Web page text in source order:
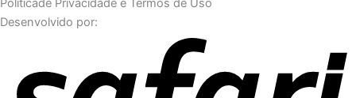
Políticade Privacidade e Termos de Uso
Desenvolvido por: